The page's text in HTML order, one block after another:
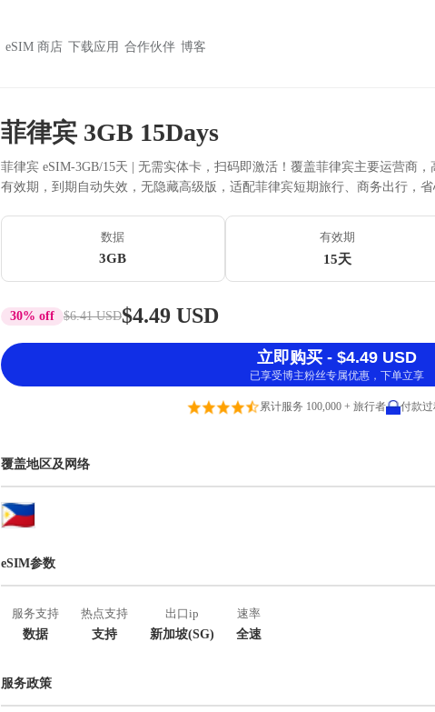
eSIM 商店 下载应用 合作伙伴 博客
菲律宾 3GB 15Days
菲律宾 eSIM-3GB/15天 | 无需实体卡，扫码即激活！覆盖菲律宾主要运营商
有效期，到期自动失效，无隐藏高级版，适配菲律宾短期旅行、商务出行，省
数据
3GB
有效期
15天
30% off $6.41 USD$4.49 USD
立即购买 - $4.49 USD
已享受博主粉丝专属优惠，下单立享
累计服务 100,000 + 旅行者 付款
覆盖地区及网络
eSIM参数
服务支持
数据
热点支持
支持
出口ip
新加坡(SG)
速率
全速
服务政策